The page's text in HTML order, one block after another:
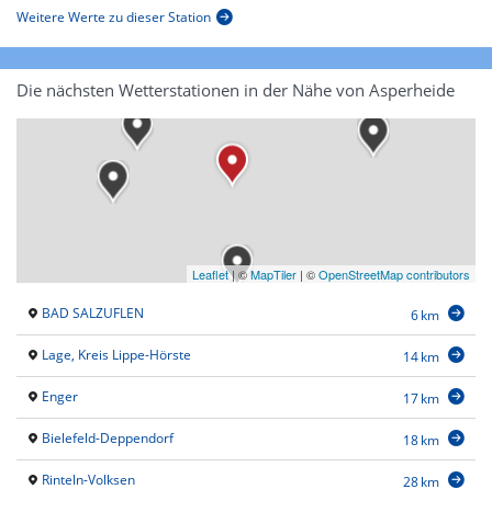
Weitere Werte zu dieser Station
Die nächsten Wetterstationen in der Nähe von Asperheide
Leaflet|©MapTiler | ©OpenStreetMap contributors
BAD SALZUFLEN 6 km
Lage, Kreis Lippe-Hörste 14 km
Enger 17 km
Bielefeld-Deppendorf 18 km
Rinteln-Volksen 28 km